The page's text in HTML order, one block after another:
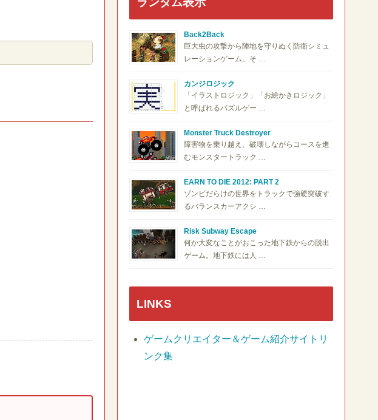
Back2Back
巨大虫の攻撃から陣地を守りぬく防衛シミュ
レーションゲーム。そ …
カンジロジック
「イラストロジック」「お絵かきロジック」
と呼ばれるパズルゲー …
Monster Truck Destroyer
障害物を乗り越え、破壊しながらコースを進
むモンスタートラック …
EARN TO DIE 2012: PART 2
ゾンビだらけの世界をトラックで強硬突破す
るバランスカーアクシ …
Risk Subway Escape
何か大変なことがおこった地下鉄からの脱出
ゲーム。地下鉄には人 …
LINKS
ゲームクリエイター＆ゲーム紹介サイトリ
ンク集